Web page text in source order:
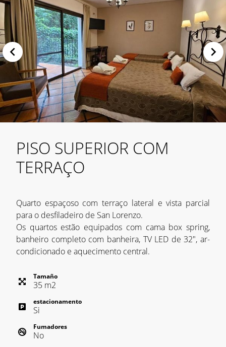
PISO SUPERIOR COM
TERRAÇO
Quarto espaçoso com terraço lateral e vista parcial
para o desfiladeiro de San Lorenzo.
Os quartos estão equipados com cama box spring,
banheiro completo com banheira, TV LED de 32", ar-
condicionado e aquecimento central.
Tamaño
35 m2
estacionamento
Si
Fumadores
No